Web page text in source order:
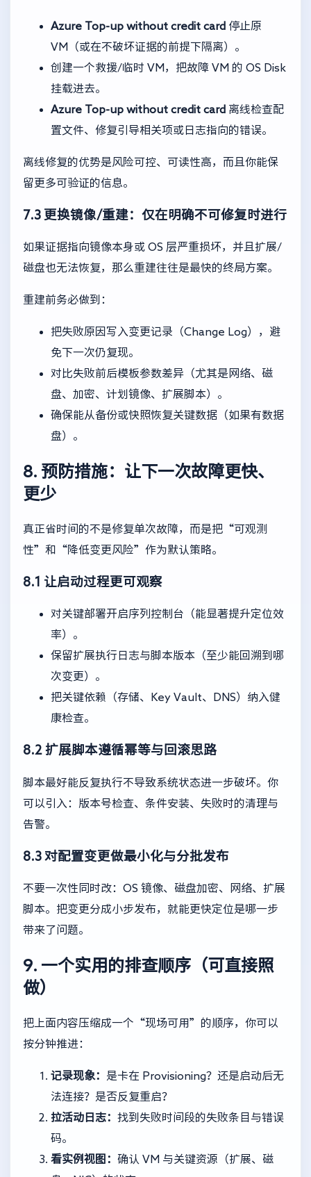
Azure Top-up without credit card 停止原
VM（或在不破坏证据的前提下隔离）。
创建一个救援/临时 VM，把故障 VM 的 OS Disk
挂载进去。
Azure Top-up without credit card 离线检查配
置文件、修复引导相关项或日志指向的错误。
离线修复的优势是风险可控、可读性高，而且你能保
留更多可验证的信息。
7.3 更换镜像/重建：仅在明确不可修复时进行
如果证据指向镜像本身或 OS 层严重损坏，并且扩展/
磁盘也无法恢复，那么重建往往是最快的终局方案。
重建前务必做到：
把失败原因写入变更记录（Change Log），避
免下一次仍复现。
对比失败前后模板参数差异（尤其是网络、磁
盘、加密、计划镜像、扩展脚本）。
确保能从备份或快照恢复关键数据（如果有数据
盘）。
8. 预防措施：让下一次故障更快、
更少
真正省时间的不是修复单次故障，而是把“可观测
性”和“降低变更风险”作为默认策略。
8.1 让启动过程更可观察
对关键部署开启序列控制台（能显著提升定位效
率）。
保留扩展执行日志与脚本版本（至少能回溯到哪
次变更）。
把关键依赖（存储、Key Vault、DNS）纳入健
康检查。
8.2 扩展脚本遵循幂等与回滚思路
脚本最好能反复执行不导致系统状态进一步破坏。你
可以引入：版本号检查、条件安装、失败时的清理与
告警。
8.3 对配置变更做最小化与分批发布
不要一次性同时改：OS 镜像、磁盘加密、网络、扩展
脚本。把变更分成小步发布，就能更快定位是哪一步
带来了问题。
9. 一个实用的排查顺序（可直接照
做）
把上面内容压缩成一个“现场可用”的顺序，你可以
按分钟推进：
记录现象： 是卡在 Provisioning？还是启动后无
法连接？是否反复重启？
拉活动日志： 找到失败时间段的失败条目与错误
码。
看实例视图： 确认 VM 与关键资源（扩展、磁